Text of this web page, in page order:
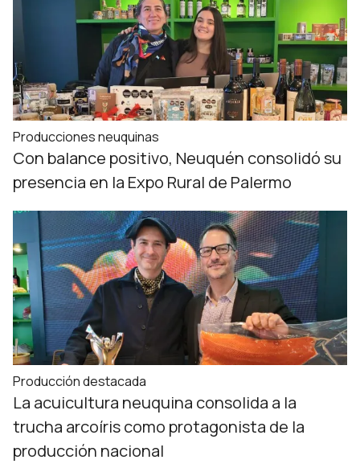
Producciones neuquinas
Con balance positivo, Neuquén consolidó su
presencia en la Expo Rural de Palermo
Producción destacada
La acuicultura neuquina consolida a la
trucha arcoíris como protagonista de la
producción nacional